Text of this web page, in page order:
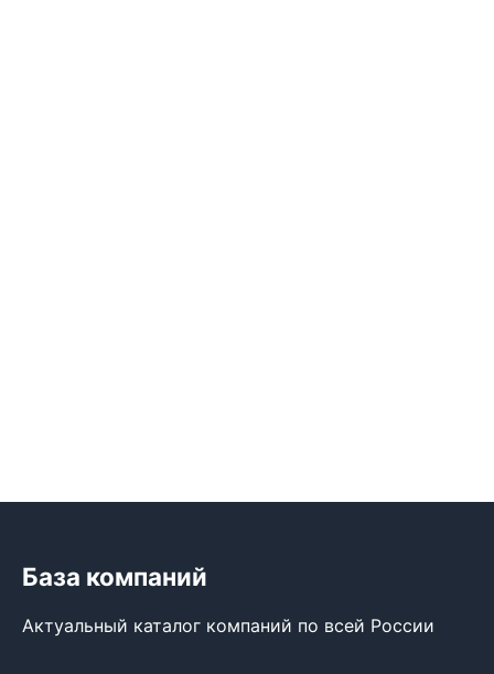
База компаний
Актуальный каталог компаний по всей России